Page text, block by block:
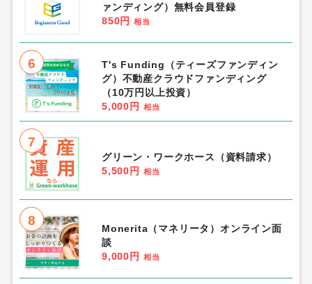
ァンディング）無料会員登録
850円
相当
6
T's Funding（ティーズファンディン
グ）不動産クラウドファンディング
（10万円以上投資）
5,000円
相当
7
グリーン・ワークホース（資料請求）
5,500円
相当
8
Monerita（マネリータ）オンライン面
談
9,000円
相当